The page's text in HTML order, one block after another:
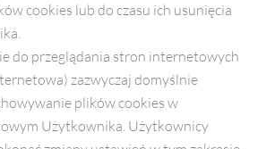
cookies lub do czasu ich usunięcia
do przeglądania stron internetowych
zazwyczaj domyślnie
plików cookies w
Użytkownika. Użytkownicy